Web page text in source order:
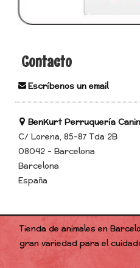
Contacto
Escríbenos un email
BenKurt Perruquería
C/ Lorena, 85-87 Tda 2B
08042 - Barcelona
Barcelona
España
Tienda de animales en
gran variedad para el